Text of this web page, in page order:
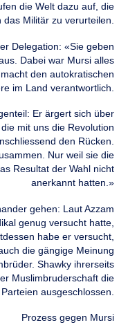
die Welt dazu auf, die
das Militär zu verurteilen.
Delegation: «Sie geben
Dabei war Mursi alles
den autokratischen
im Land verantwortlich.
Er ärgert sich über
mit uns die Revolution
den Rücken.
Nur weil sie die
Resultat der Wahl nicht
anerkannt hatten.»
gehen: Laut Azzam
genug versucht hatte,
habe er versucht,
die gängige Meinung
Shawky ihrerseits
Muslimbruderschaft die
ausgeschlossen.
Prozess gegen Mursi